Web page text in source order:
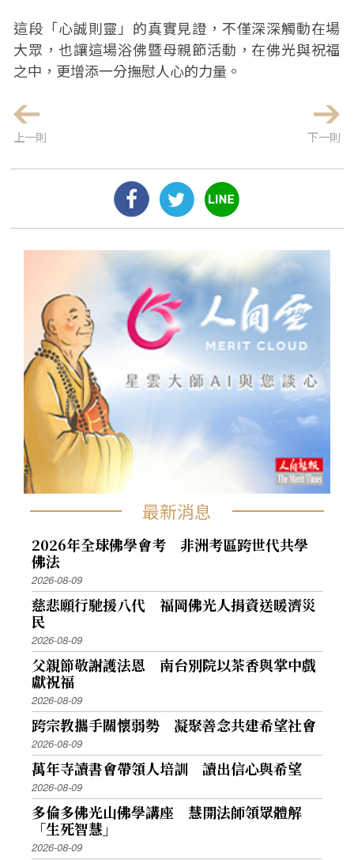
這段「心誠則靈」的真實見證，不僅深深觸動在場
大眾，也讓這場浴佛暨母親節活動，在佛光與祝福
之中，更增添一分撫慰人心的力量。
上一則 下一則
最新消息
2026年全球佛學會考 非洲考區跨世代共學
佛法
2026-08-09
慈悲願行馳援八代 福岡佛光人捐資送暖濟災
民
2026-08-09
父親節敬謝護法恩 南台別院以茶香與掌中戲
獻祝福
2026-08-09
跨宗教攜手關懷弱勢 凝聚善念共建希望社會
2026-08-09
萬年寺讀書會帶領人培訓 讀出信心與希望
2026-08-09
多倫多佛光山佛學講座 慧開法師領眾體解
「生死智慧」
2026-08-09